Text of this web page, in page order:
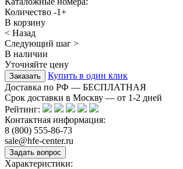
Количество -1+
В корзину
< Назад
Следующий шаг >
В наличии
Уточняйте цену
Купить в один клик
Доставка по РФ — БЕСПЛАТНАЯ
Срок доставки в Москву — от 1-2 дней
Рейтинг:
Контактная информация:
8 (800) 555-86-73
sale@hfe-center.ru
Характеристики: